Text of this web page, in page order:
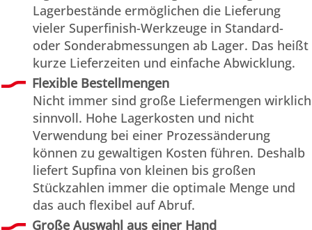
Lagerbestände ermöglichen die Lieferung
vieler Superfinish-Werkzeuge in Standard-
oder Sonderabmessungen ab Lager. Das heißt
kurze Lieferzeiten und einfache Abwicklung.
Flexible Bestellmengen
Nicht immer sind große Liefermengen wirklich
sinnvoll. Hohe Lagerkosten und nicht
Verwendung bei einer Prozessänderung
können zu gewaltigen Kosten führen. Deshalb
liefert Supfina von kleinen bis großen
Stückzahlen immer die optimale Menge und
das auch flexibel auf Abruf.
Große Auswahl aus einer Hand